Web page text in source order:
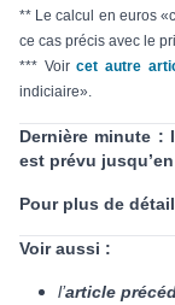
** Le calcul en euros
ce cas précis avec le
*** Voircet autre
indiciaire».
Dernière minute :
est prévu
Pour plus de
Voir aussi :
l’article